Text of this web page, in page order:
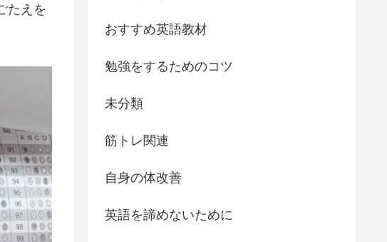
たえを
おすすめ英語教材
勉強をするためのコツ
未分類
筋トレ関連
自身の体改善
英語を諦めないために